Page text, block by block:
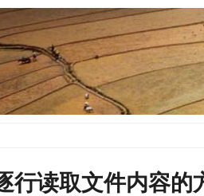
行读取文件内容的